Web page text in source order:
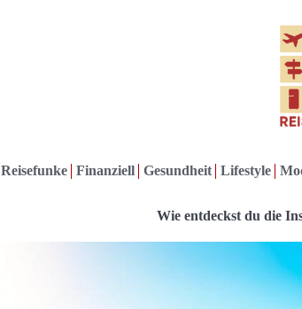
Reisefunke Finanziell Gesundheit Lifestyle
Wie entdeckst du die